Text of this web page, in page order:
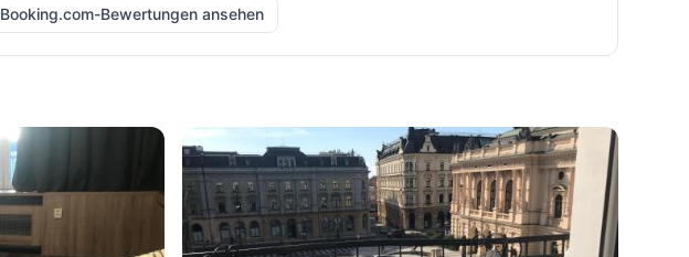
Booking.com-Bewertungen ansehen